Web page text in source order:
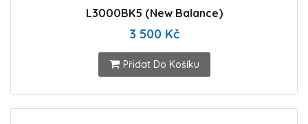
L3000BK5 (New Balance)
3 500 Kč
Přidat Do Košíku